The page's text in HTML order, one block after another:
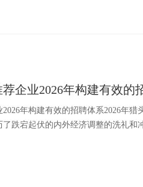
企业2026年构建有效的
年构建有效的招聘体系2026年
跌宕起伏的内外经济调整的洗礼和